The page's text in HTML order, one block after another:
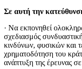
Σε αυτή την
· Να εκπονηθεί
σχεδιασμός
κινδύνων, φυσικών και
χρηματοδότηση του
ανάπτυξη της έρευνας